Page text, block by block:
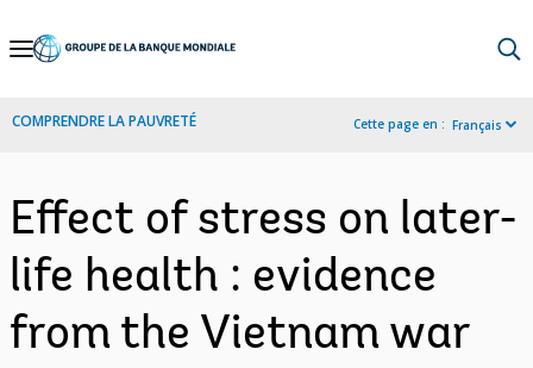
Skip
Navigation
COMPRENDRE LA PAUVRETÉ Cette page en : Français
Effect of stress on later-
life health : evidence
from the Vietnam war